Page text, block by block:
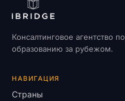
Консалтинговое агентство по
образованию за рубежом.
НАВИГАЦИЯ
Страны